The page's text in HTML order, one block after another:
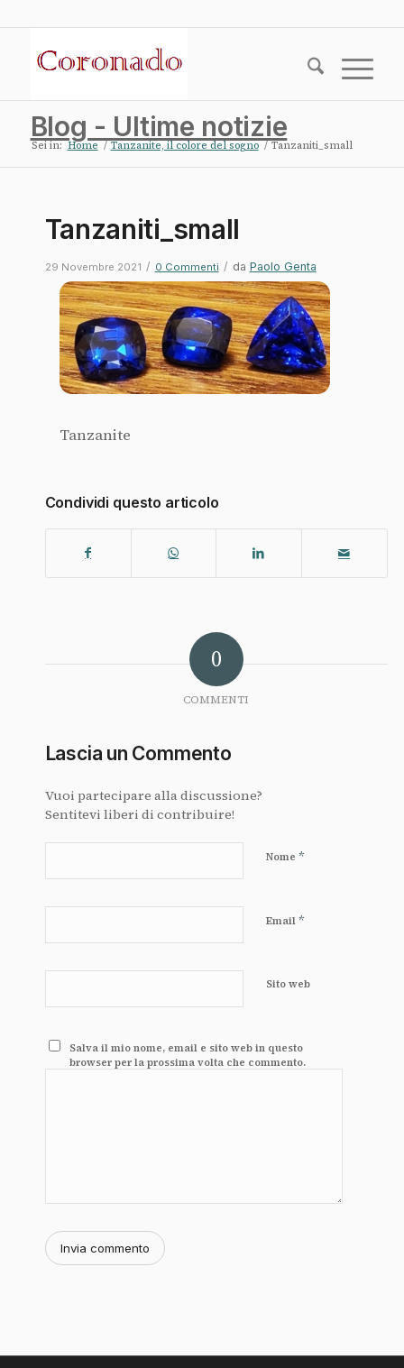
Blog - Ultime notizie
Sei in: Home / Tanzanite, il colore del sogno / Tanzaniti_small
Tanzaniti_small
29 Novembre 2021 / 0 Commenti / da Paolo Genta
Tanzanite
Condividi questo articolo
0
COMMENTI
Lascia un Commento
Vuoi partecipare alla discussione?
Sentitevi liberi di contribuire!
Nome *
Email *
Sito web
Salva il mio nome, email e sito web in questo
browser per la prossima volta che commento.